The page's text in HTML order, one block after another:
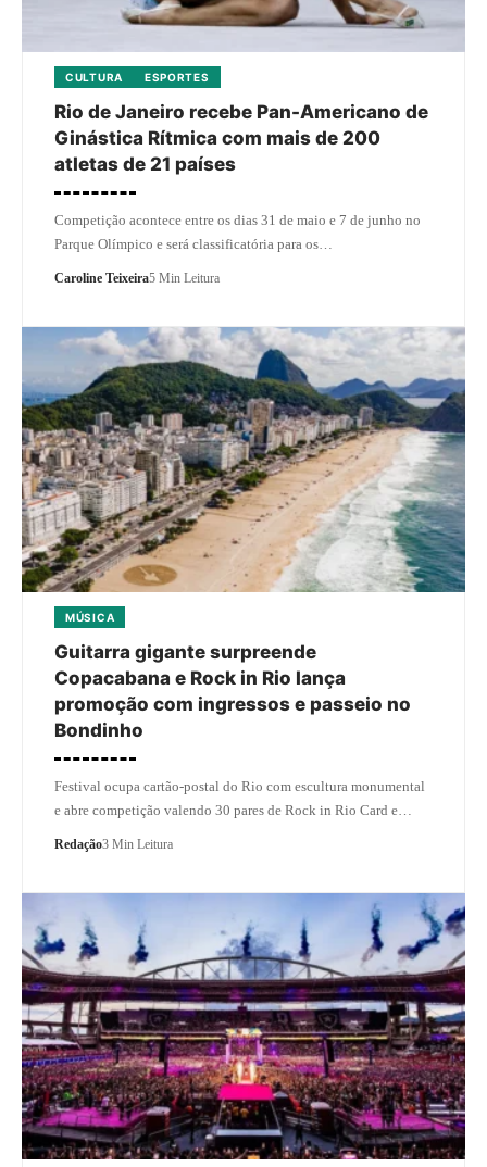
CULTURA ESPORTES
Rio de Janeiro recebe Pan-Americano de
Ginástica Rítmica com mais de 200
atletas de 21 países
Competição acontece entre os dias 31 de maio e 7 de junho no
Parque Olímpico e será classificatória para os…
Caroline Teixeira5 Min Leitura
MÚSICA
Guitarra gigante surpreende
Copacabana e Rock in Rio lança
promoção com ingressos e passeio no
Bondinho
Festival ocupa cartão-postal do Rio com escultura monumental
e abre competição valendo 30 pares de Rock in Rio Card e…
Redação3 Min Leitura